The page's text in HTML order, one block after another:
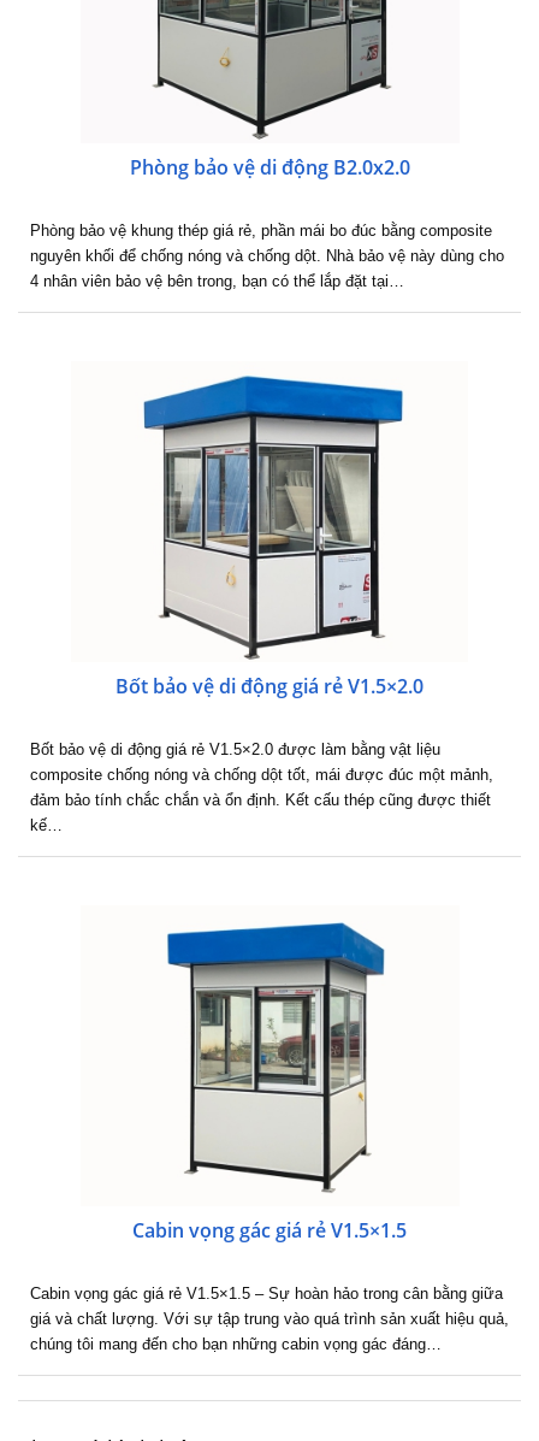
Phòng bảo vệ di động B2.0x2.0
Phòng bảo vệ khung thép giá rẻ, phần mái bo đúc bằng composite
nguyên khối để chống nóng và chống dột. Nhà bảo vệ này dùng cho
4 nhân viên bảo vệ bên trong, bạn có thể lắp đặt tại…
Bốt bảo vệ di động giá rẻ V1.5×2.0
Bốt bảo vệ di động giá rẻ V1.5×2.0 được làm bằng vật liệu
composite chống nóng và chống dột tốt, mái được đúc một mảnh,
đảm bảo tính chắc chắn và ổn định. Kết cấu thép cũng được thiết
kế…
Cabin vọng gác giá rẻ V1.5×1.5
Cabin vọng gác giá rẻ V1.5×1.5 – Sự hoàn hảo trong cân bằng giữa
giá và chất lượng. Với sự tập trung vào quá trình sản xuất hiệu quả,
chúng tôi mang đến cho bạn những cabin vọng gác đáng…